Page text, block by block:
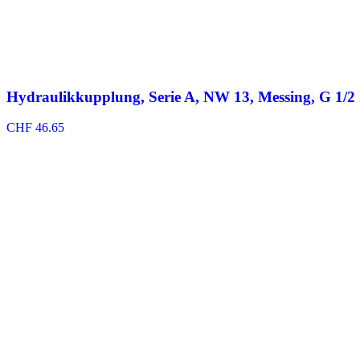
Hydraulikkupplung, Serie A, NW 13, Messing, G 1/2
CHF 46.65